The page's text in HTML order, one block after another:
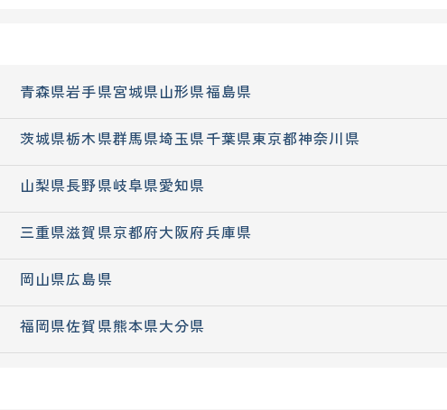
青森県岩手県宮城県山形県福島県
茨城県栃木県群馬県埼玉県千葉県東京都神奈川県
山梨県長野県岐阜県愛知県
三重県滋賀県京都府大阪府兵庫県
岡山県広島県
福岡県佐賀県熊本県大分県